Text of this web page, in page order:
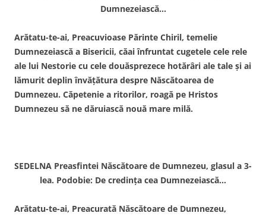
Dumnezeiască…
Arătatu-te-ai, Preacuvioase Părinte Chiril, temelie
Dumnezeiască a Bisericii, căai înfruntat cugetele cele rele
ale lui Nestorie cu cele douăsprezece hotărâri ale tale şi ai
lămurit deplin învăţătura despre Născătoarea de
Dumnezeu. Căpetenie a ritorilor, roagă pe Hristos
Dumnezeu să ne dăruiască nouă mare milă.
SEDELNA Preasfintei Născătoare de Dumnezeu, glasul a 3-
lea. Podobie: De credinţa cea Dumnezeiască…
Arătatu-te-ai, Preacurată Născătoare de Dumnezeu,